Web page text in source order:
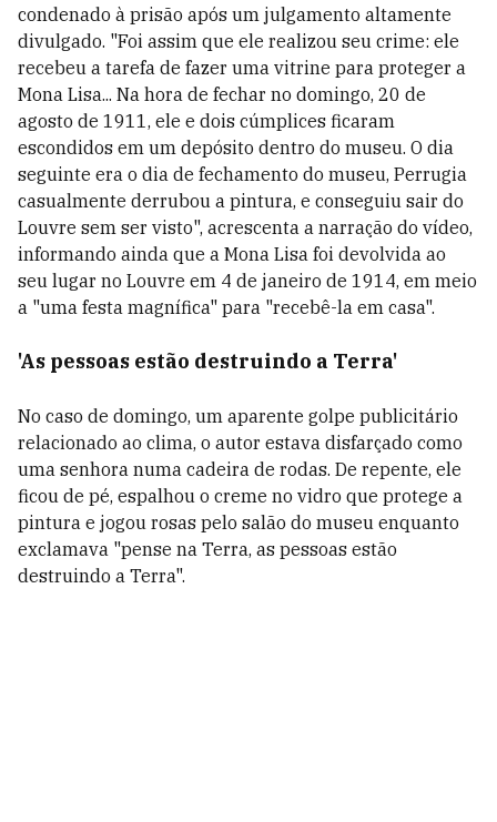
condenado à prisão após um julgamento altamente
divulgado. "Foi assim que ele realizou seu crime: ele
recebeu a tarefa de fazer uma vitrine para proteger a
Mona Lisa... Na hora de fechar no domingo, 20 de
agosto de 1911, ele e dois cúmplices ficaram
escondidos em um depósito dentro do museu. O dia
seguinte era o dia de fechamento do museu, Perrugia
casualmente derrubou a pintura, e conseguiu sair do
Louvre sem ser visto", acrescenta a narração do vídeo,
informando ainda que a Mona Lisa foi devolvida ao
seu lugar no Louvre em 4 de janeiro de 1914, em meio
a "uma festa magnífica" para "recebê-la em casa".
'As pessoas estão destruindo a Terra'
No caso de domingo, um aparente golpe publicitário
relacionado ao clima, o autor estava disfarçado como
uma senhora numa cadeira de rodas. De repente, ele
ficou de pé, espalhou o creme no vidro que protege a
pintura e jogou rosas pelo salão do museu enquanto
exclamava "pense na Terra, as pessoas estão
destruindo a Terra".